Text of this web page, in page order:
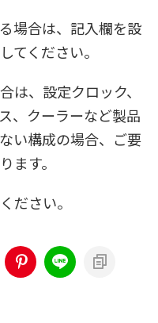
場合は、記入欄を設
てください。
、設定クロック、
、クーラーなど製品
い構成の場合、ご要
ます。
ださい。